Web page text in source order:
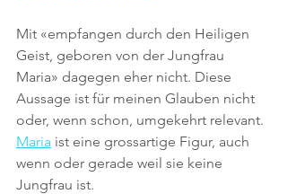
Mit «empfangen durch den Heiligen
Geist, geboren von der Jungfrau
Maria» dagegen eher nicht. Diese
Aussage ist für meinen Glauben nicht
oder, wenn schon, umgekehrt relevant.
Maria ist eine grossartige Figur, auch
wenn oder gerade weil sie keine
Jungfrau ist.